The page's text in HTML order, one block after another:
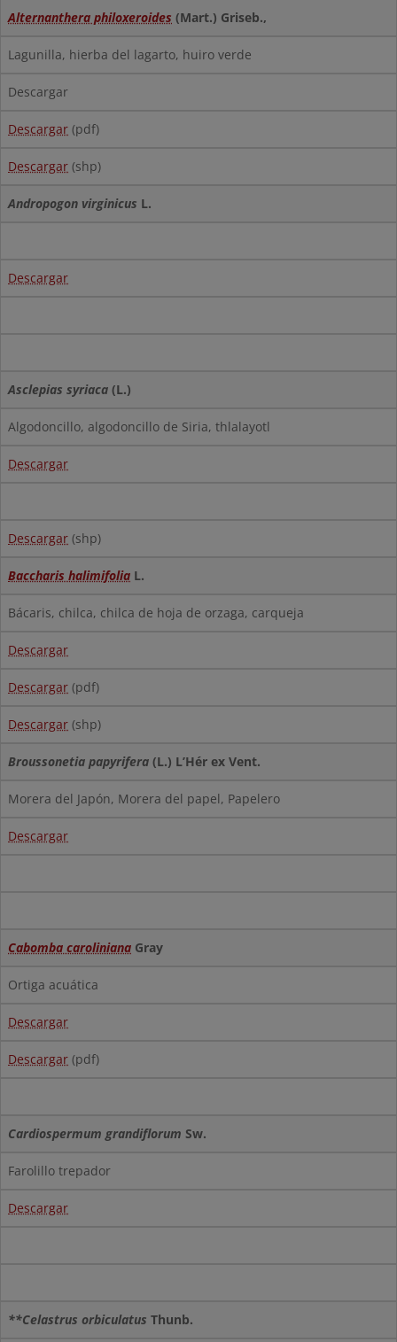
Alternanthera philoxeroides (Mart.) Griseb.,
Lagunilla, hierba del lagarto, huiro verde
Descargar
Descargar (pdf)
Descargar (shp)
Andropogon virginicus L.
Descargar
Asclepias syriaca (L.)
Algodoncillo, algodoncillo de Siria, thlalayotl
Descargar
Descargar (shp)
Baccharis halimifolia L.
Bácaris, chilca, chilca de hoja de orzaga, carqueja
Descargar
Descargar (pdf)
Descargar (shp)
Broussonetia papyrifera (L.) L’Hér ex Vent.
Morera del Japón, Morera del papel, Papelero
Descargar
Cabomba caroliniana Gray
Ortiga acuática
Descargar
Descargar (pdf)
Cardiospermum grandiflorum Sw.
Farolillo trepador
Descargar
**Celastrus orbiculatus Thunb.